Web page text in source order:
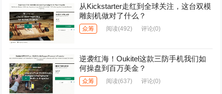
从Kickstarter走红到全球关注，这台双模
雕刻机做对了什么？
众筹 阅读(492) 评论(0)
逆袭红海！Oukitel这款三防手机我们如
何操盘到百万美金？
众筹 阅读(637) 评论(0)